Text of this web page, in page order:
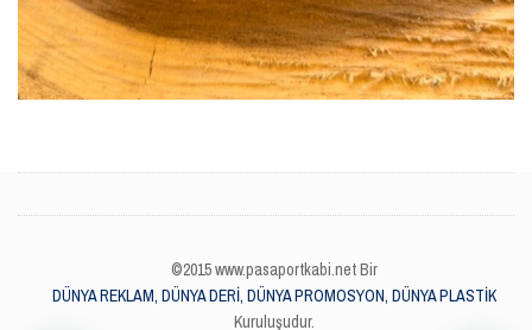
©2015 www.pasaportkabi.net Bir
DÜNYA REKLAM, DÜNYA DERİ, DÜNYA PROMOSYON, DÜNYA PLASTİK
Kuruluşudur.